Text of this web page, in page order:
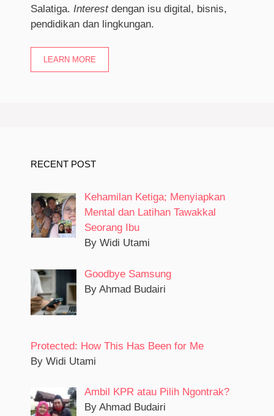
Salatiga. Interestdengan isu digital, bisnis,
pendidikan dan lingkungan.
LEARN MORE
RECENT POST
Kehamilan Ketiga; Menyiapkan
Mental dan Latihan Tawakkal
Seorang Ibu
By Widi Utami
Goodbye Samsung
By Ahmad Budairi
Protected: How This Has Been for Me
By Widi Utami
Ambil KPR atau Pilih Ngontrak?
By Ahmad Budairi